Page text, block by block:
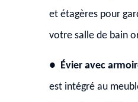
et étagères pour
votre salle de bain
● Évier avec
est intégré au